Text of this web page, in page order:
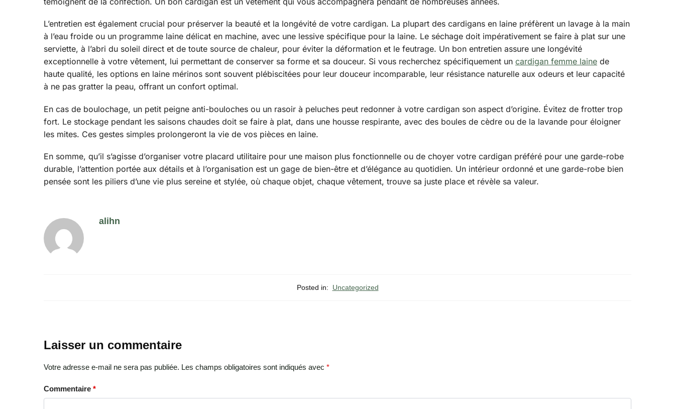
L’entretien est également crucial pour préserver la beauté et la longévité de votre cardigan. La plupart des cardigans en laine préfèrent un lavage à la main
à l’eau froide ou un programme laine délicat en machine, avec une lessive spécifique pour la laine. Le séchage doit impérativement se faire à plat sur une
serviette, à l’abri du soleil direct et de toute source de chaleur, pour éviter la déformation et le feutrage. Un bon entretien assure une longévité
exceptionnelle à votre vêtement, lui permettant de conserver sa forme et sa douceur. Si vous recherchez spécifiquement un cardigan femme laine de
haute qualité, les options en laine mérinos sont souvent plébiscitées pour leur douceur incomparable, leur résistance naturelle aux odeurs et leur capacité
à ne pas gratter la peau, offrant un confort optimal.
En cas de boulochage, un petit peigne anti-bouloches ou un rasoir à peluches peut redonner à votre cardigan son aspect d’origine. Évitez de frotter trop
fort. Le stockage pendant les saisons chaudes doit se faire à plat, dans une housse respirante, avec des boules de cèdre ou de la lavande pour éloigner
les mites. Ces gestes simples prolongeront la vie de vos pièces en laine.
En somme, qu’il s’agisse d’organiser votre placard utilitaire pour une maison plus fonctionnelle ou de choyer votre cardigan préféré pour une garde-robe
durable, l’attention portée aux détails et à l’organisation est un gage de bien-être et d’élégance au quotidien. Un intérieur ordonné et une garde-robe bien
pensée sont les piliers d’une vie plus sereine et stylée, où chaque objet, chaque vêtement, trouve sa juste place et révèle sa valeur.
alihn
Posted in: Uncategorized
Laisser un commentaire
Votre adresse e-mail ne sera pas publiée. Les champs obligatoires sont indiqués avec *
Commentaire *